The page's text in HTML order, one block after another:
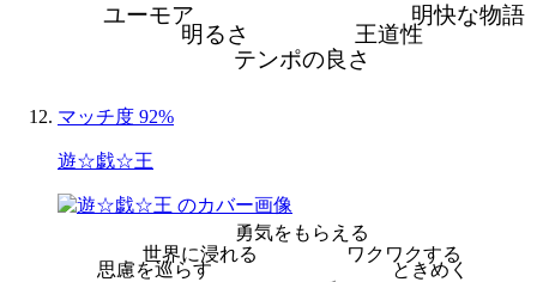
明快な物語
王道性
テンポの良さ
明るさ
ユーモア
マッチ度 92%
遊☆戯☆王
勇気をもらえる
ワクワクする
ときめく
思慮を巡らす
世界に浸れる